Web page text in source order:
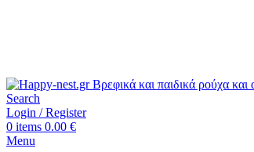
Search
Login / Register
0 items 0.00 €
Menu